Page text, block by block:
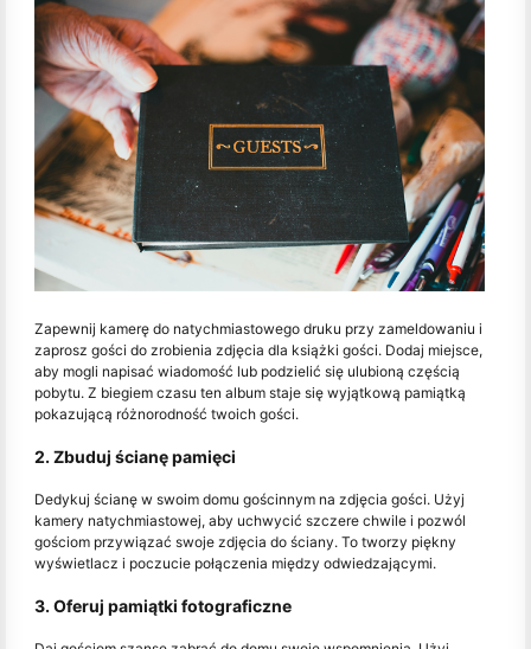
Zapewnij kamerę do natychmiastowego druku przy zameldowaniu i
zaprosz gości do zrobienia zdjęcia dla książki gości. Dodaj miejsce,
aby mogli napisać wiadomość lub podzielić się ulubioną częścią
pobytu. Z biegiem czasu ten album staje się wyjątkową pamiątką
pokazującą różnorodność twoich gości.
2. Zbuduj ścianę pamięci
Dedykuj ścianę w swoim domu gościnnym na zdjęcia gości. Użyj
kamery natychmiastowej, aby uchwycić szczere chwile i pozwól
gościom przywiązać swoje zdjęcia do ściany. To tworzy piękny
wyświetlacz i poczucie połączenia między odwiedzającymi.
3. Oferuj pamiątki fotograficzne